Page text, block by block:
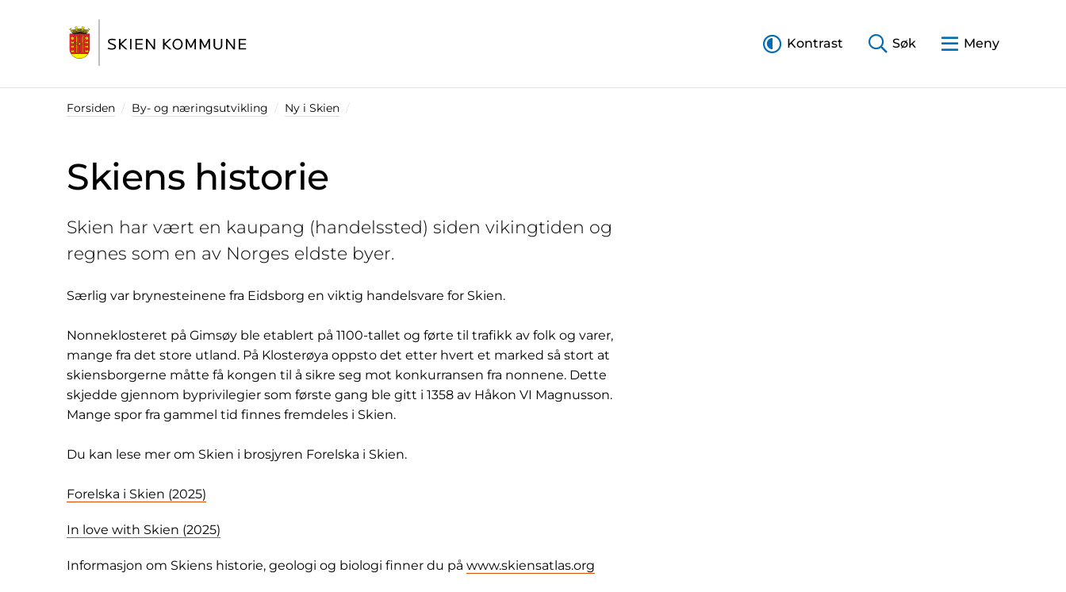
Kontrast Søk Meny
Forsiden By- og næringsutvikling Ny i Skien
Skiens historie
Skien har vært en kaupang (handelssted) siden vikingtiden og
regnes som en av Norges eldste byer.
Særlig var brynesteinene fra Eidsborg en viktig handelsvare for Skien.
Nonneklosteret på Gimsøy ble etablert på 1100-tallet og førte til trafikk av folk og varer,
mange fra det store utland. På Klosterøya oppsto det etter hvert et marked så stort at
skiensborgerne måtte få kongen til å sikre seg mot konkurransen fra nonnene. Dette
skjedde gjennom byprivilegier som første gang ble gitt i 1358 av Håkon VI Magnusson.
Mange spor fra gammel tid finnes fremdeles i Skien.
Du kan lese mer om Skien i brosjyren Forelska i Skien.
Forelska i Skien (2025)
In love with Skien (2025)
Informasjon om Skiens historie, geologi og biologi finner du på www.skiensatlas.org